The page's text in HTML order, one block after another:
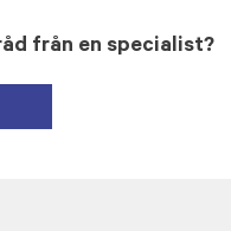
från en specialist?